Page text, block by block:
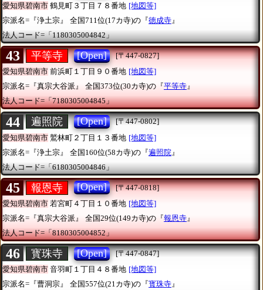
愛知県碧南市 鶴見町３丁目７８番地 [地図等]
宗派名=『浄土宗』
全国711位(17カ寺)の『徳成寺』
法人コード=「1180305004842」
43 平等寺 [Open]
[〒447-0827]
愛知県碧南市 前浜町１丁目９０番地 [地図等]
宗派名=『真宗大谷派』
全国373位(30カ寺)の『平等寺』
法人コード=「7180305004845」
44 遍照院 [Open]
[〒447-0802]
愛知県碧南市 鷲林町２丁目１３番地 [地図等]
宗派名=『浄土宗』
全国160位(58カ寺)の『遍照院 』
法人コード=「6180305004846」
45 報恩寺 [Open]
[〒447-0818]
愛知県碧南市 若宮町４丁目１０番地 [地図等]
宗派名=『真宗大谷派』
全国29位(149カ寺)の『報恩寺』
法人コード=「8180305004852」
46 寳珠寺 [Open]
[〒447-0847]
愛知県碧南市 音羽町１丁目４８番地 [地図等]
宗派名=『曹洞宗』
全国557位(21カ寺)の『寳珠寺』